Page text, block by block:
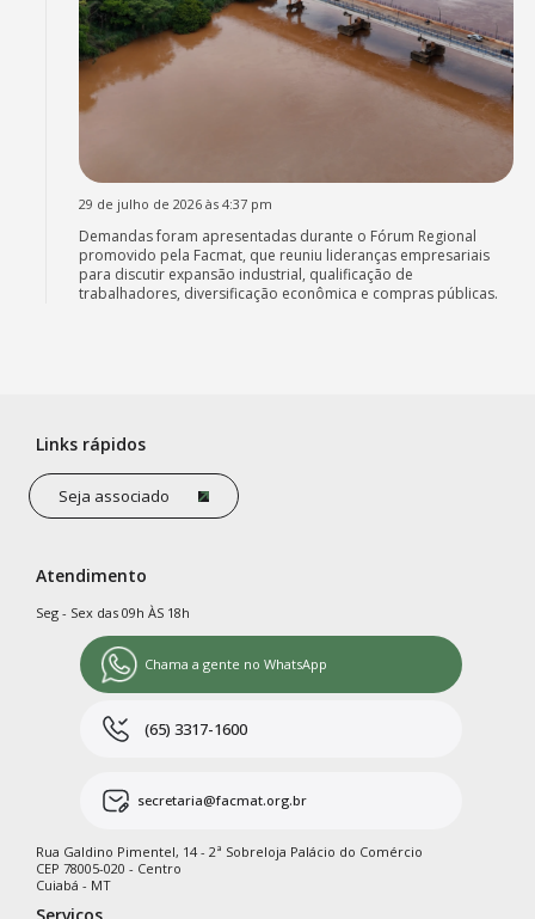
29 de julho de 2026 às 4:37 pm
Demandas foram apresentadas durante o Fórum Regional
promovido pela Facmat, que reuniu lideranças empresariais
para discutir expansão industrial, qualificação de
trabalhadores, diversificação econômica e compras públicas.
Links rápidos
Seja associado
Atendimento
Seg - Sex das 09h ÀS 18h
Chama a gente no WhatsApp
(65) 3317-1600
secretaria@facmat.org.br
Rua Galdino Pimentel, 14 - 2ª Sobreloja Palácio do Comércio
CEP 78005-020 - Centro
Cuiabá - MT